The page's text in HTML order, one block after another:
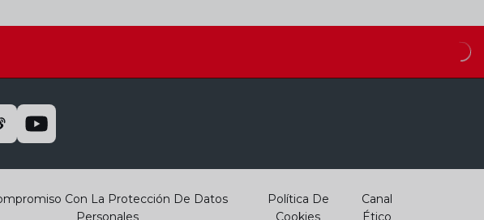
Con La Protección De Datos
Personales
Política De
Cookies
Canal
Ético